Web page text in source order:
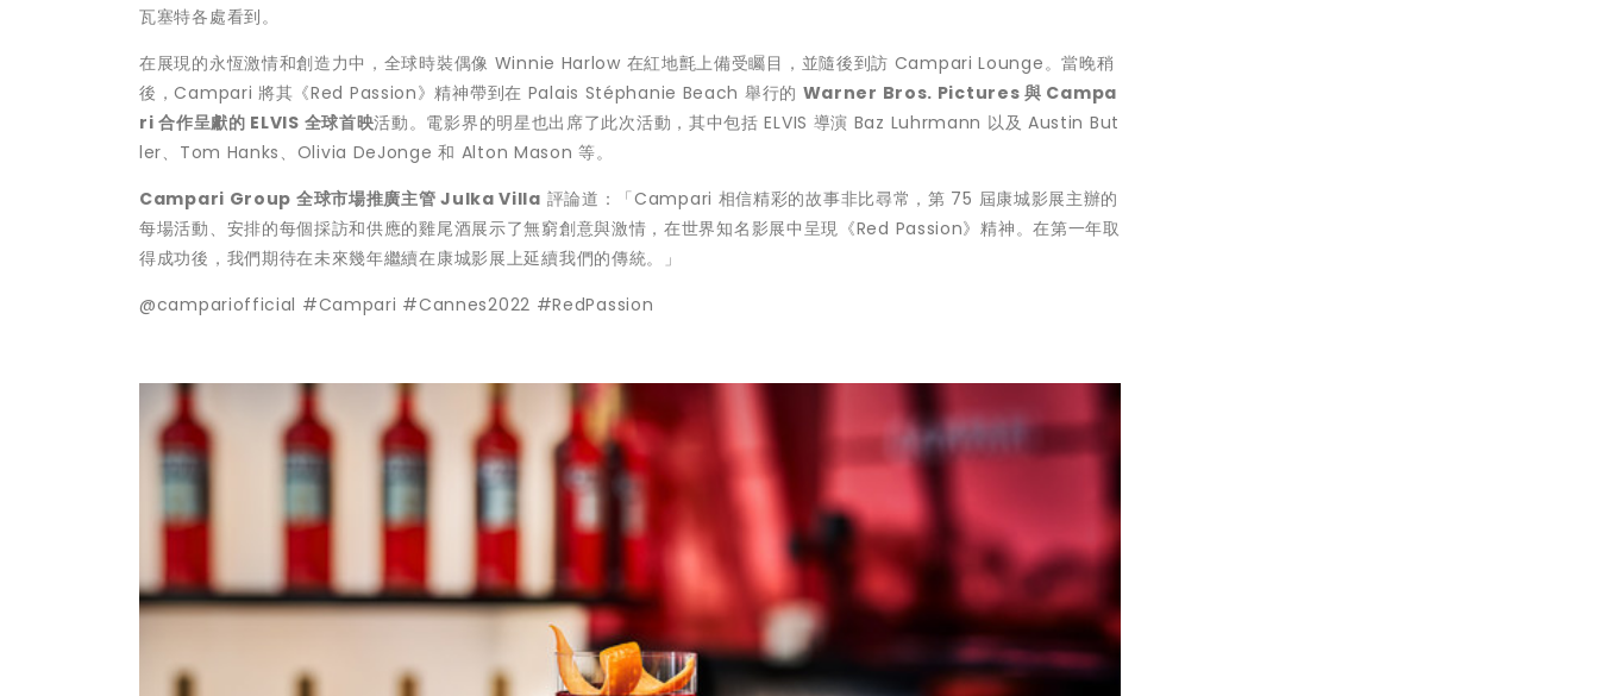
瓦塞特各處看到。
在展現的永恆激情和創造力中，全球時裝偶像 Winnie Harlow 在紅地氈上備受矚目，並隨後到訪 Campari Lounge。當晚稍
後，Campari 將其《Red Passion》精神帶到在 Palais Stéphanie Beach 舉行的 Warner Bros. Pictures與 Campa
ri合作呈獻的 ELVIS 全球首映活動。電影界的明星也出席了此次活動，其中包括 ELVIS 導演 Baz Luhrmann 以及 Austin But
ler、Tom Hanks、Olivia DeJonge 和 Alton Mason 等。
Campari Group 全球市場推廣主管 Julka Villa 評論道：「Campari 相信精彩的故事非比尋常，第 75 屆康城影展主辦的
每場活動、安排的每個採訪和供應的雞尾酒展示了無窮創意與激情，在世界知名影展中呈現《Red Passion》精神。在第一年取
得成功後，我們期待在未來幾年繼續在康城影展上延續我們的傳統。」
@campariofficial #Campari #Cannes2022 #RedPassion